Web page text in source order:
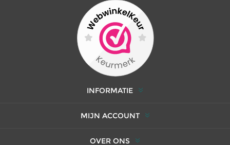
INFORMATIE
MIJN ACCOUNT
OVER ONS